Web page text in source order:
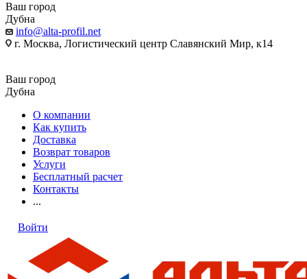
Ваш город
Дубна
info@alta-profil.net
г. Москва, Логистический центр Славянский Мир, к14
Ваш город
Дубна
О компании
Как купить
Доставка
Возврат товаров
Услуги
Бесплатный расчет
Контакты
...
Войти